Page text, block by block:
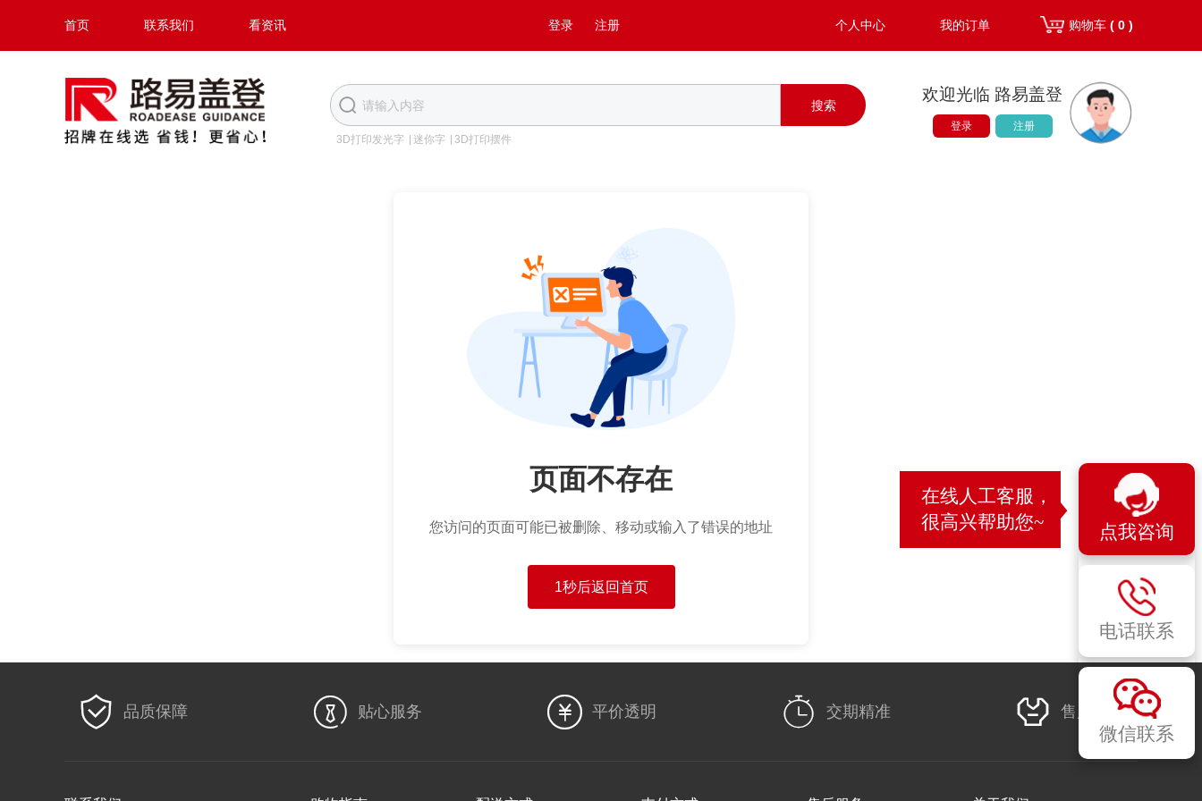
点我咨询
电话联系
微信联系
首页 联系我们 看资讯 登录 注册 个人中心 我的订单 购物车 ( 0 )
搜索
3D打印发光字 迷你字 3D打印摆件
欢迎光临 路易盖登
登录 注册
页面不存在
您访问的页面可能已被删除、移动或输入了错误的地址
1秒后返回首页
 品质保障  贴心服务  平价透明  交期精准  售后无忧
在线人工客服，
很高兴帮助您~